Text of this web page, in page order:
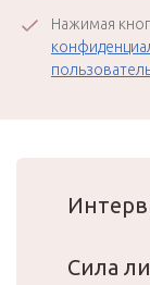
Нажимая
Сила